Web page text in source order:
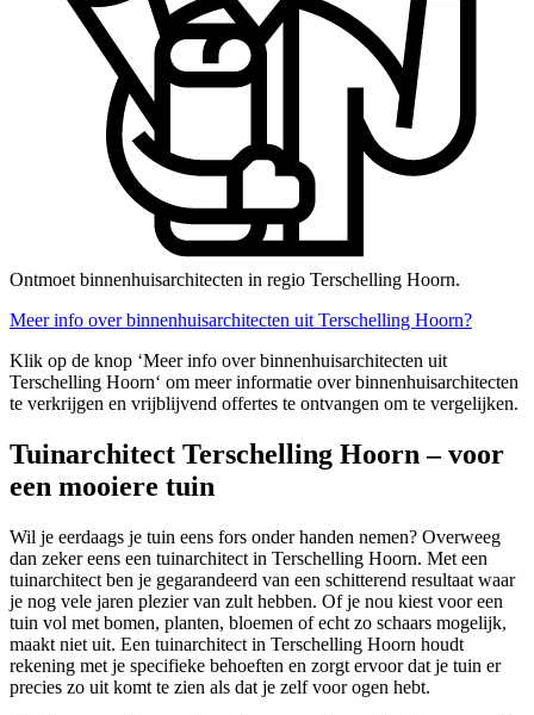
Ontmoet binnenhuisarchitecten in regio Terschelling Hoorn.
Meer info over binnenhuisarchitecten uit Terschelling Hoorn?
Klik op de knop ‘Meer info over binnenhuisarchitecten uit
Terschelling Hoorn‘ om meer informatie over binnenhuisarchitecten
te verkrijgen en vrijblijvend offertes te ontvangen om te vergelijken.
Tuinarchitect Terschelling Hoorn – voor
een mooiere tuin
Wil je eerdaags je tuin eens fors onder handen nemen? Overweeg
dan zeker eens een tuinarchitect in Terschelling Hoorn. Met een
tuinarchitect ben je gegarandeerd van een schitterend resultaat waar
je nog vele jaren plezier van zult hebben. Of je nou kiest voor een
tuin vol met bomen, planten, bloemen of echt zo schaars mogelijk,
maakt niet uit. Een tuinarchitect in Terschelling Hoorn houdt
rekening met je specifieke behoeften en zorgt ervoor dat je tuin er
precies zo uit komt te zien als dat je zelf voor ogen hebt.